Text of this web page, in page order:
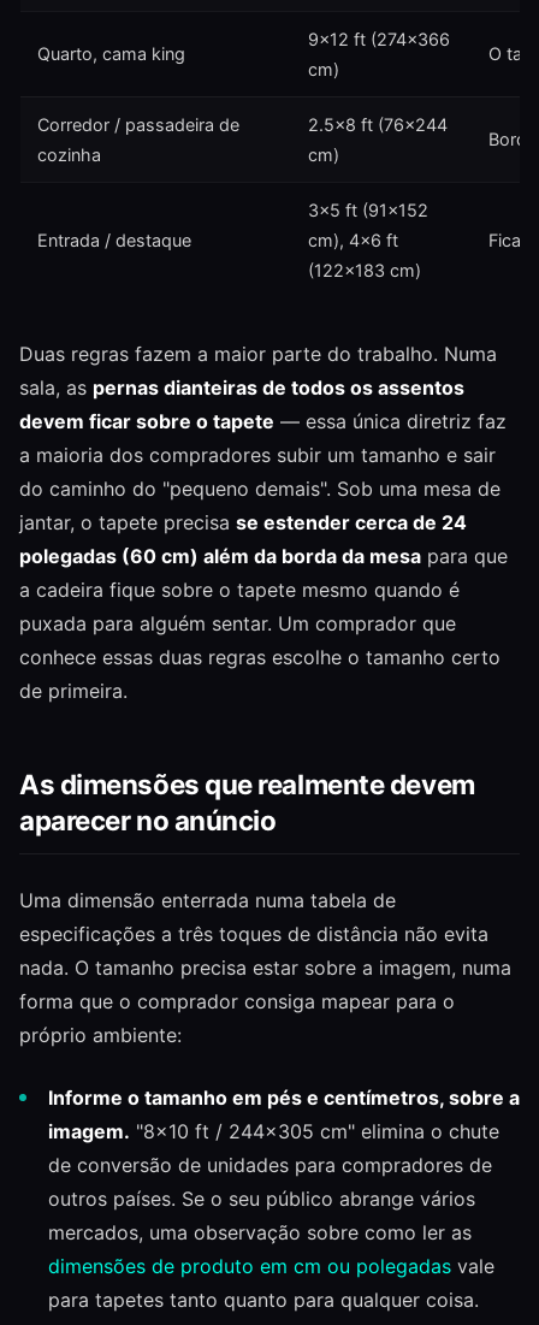
Quarto, cama king
9×12 ft (274×366
cm)
O
Corredor / passadeira de
cozinha
2.5×8 ft (76×244
cm)
Entrada / destaque
3×5 ft (91×152
cm), 4×6 ft
(122×183 cm)
Fica
Duas regras fazem a maior parte do trabalho. Numa
sala, as pernas dianteiras de todos os assentos
devem ficar sobre o tapete — essa única diretriz faz
a maioria dos compradores subir um tamanho e sair
do caminho do "pequeno demais". Sob uma mesa de
jantar, o tapete precisa se estender cerca de 24
polegadas (60 cm) além da borda da mesa para que
a cadeira fique sobre o tapete mesmo quando é
puxada para alguém sentar. Um comprador que
conhece essas duas regras escolhe o tamanho certo
de primeira.
As dimensões que realmente devem
aparecer no anúncio
Uma dimensão enterrada numa tabela de
especificações a três toques de distância não evita
nada. O tamanho precisa estar sobre a imagem, numa
forma que o comprador consiga mapear para o
próprio ambiente:
Informe o tamanho em pés e centímetros, sobre a
imagem. "8×10 ft / 244×305 cm" elimina o chute
de conversão de unidades para compradores de
outros países. Se o seu público abrange vários
mercados, uma observação sobre como ler as
dimensões de produto em cm ou polegadas vale
para tapetes tanto quanto para qualquer coisa.